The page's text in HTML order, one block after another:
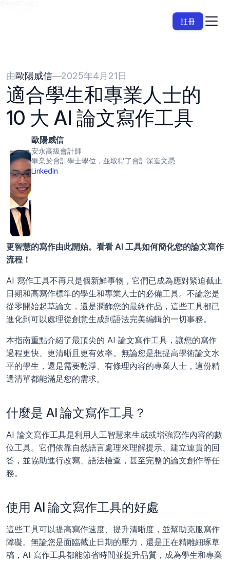
註冊
由歐陽威信—2025年4月21日
適合學生和專業人士的
10 大 AI 論文寫作工具
歐陽威信
安永高級會計師
畢業於會計學士學位，並取得了會計深造文憑
LinkedIn
更智慧的寫作由此開始。看看 AI 工具如何簡化您的論文寫作
流程！
AI 寫作工具不再只是個新鮮事物，它們已成為應對緊迫截止
日期和高寫作標準的學生和專業人士的必備工具。不論您是
從零開始起草論文，還是潤飾您的最終作品，這些工具都已
進化到可以處理從創意生成到語法完美編輯的一切事務。
本指南重點介紹了最頂尖的 AI 論文寫作工具，讓您的寫作
過程更快、更清晰且更有效率。無論您是想提高學術論文水
平的學生，還是需要乾淨、有條理內容的專業人士，這份精
選清單都能滿足您的需求。
什麼是 AI 論文寫作工具？
AI 論文寫作工具是利用人工智慧來生成或增強寫作內容的數
位工具。它們依靠自然語言處理來理解提示、建立連貫的回
答，並協助進行改寫、語法檢查，甚至完整的論文創作等任
務。
使用 AI 論文寫作工具的好處
這些工具可以提高寫作速度、提升清晰度，並幫助克服寫作
障礙。無論您是面臨截止日期的壓力，還是正在精雕細琢草
稿，AI 寫作工具都能節省時間並提升品質，成為學生和專業